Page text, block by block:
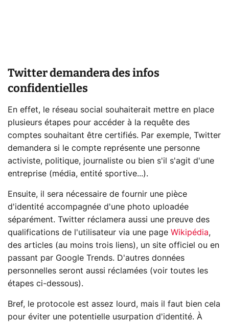
Twitter demandera des infos
confidentielles
En effet, le réseau social souhaiterait mettre en place
plusieurs étapes pour accéder à la requête des
comptes souhaitant être certifiés. Par exemple, Twitter
demandera si le compte représente une personne
activiste, politique, journaliste ou bien s'il s'agit d'une
entreprise (média, entité sportive...).
Ensuite, il sera nécessaire de fournir une pièce
d'identité accompagnée d'une photo uploadée
séparément. Twitter réclamera aussi une preuve des
qualifications de l'utilisateur via une page Wikipédia,
des articles (au moins trois liens), un site officiel ou en
passant par Google Trends. D'autres données
personnelles seront aussi réclamées (voir toutes les
étapes ci-dessous).
Bref, le protocole est assez lourd, mais il faut bien cela
pour éviter une potentielle usurpation d'identité. À